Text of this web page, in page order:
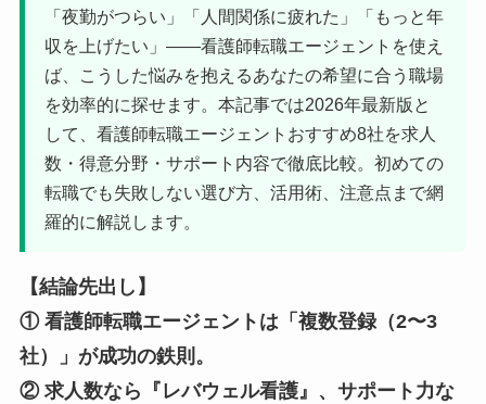
「夜勤がつらい」「人間関係に疲れた」「もっと年
収を上げたい」——看護師転職エージェントを使え
ば、こうした悩みを抱えるあなたの希望に合う職場
を効率的に探せます。本記事では2026年最新版と
して、看護師転職エージェントおすすめ8社を求人
数・得意分野・サポート内容で徹底比較。初めての
転職でも失敗しない選び方、活用術、注意点まで網
羅的に解説します。
【結論先出し】
① 看護師転職エージェントは「複数登録（2〜3
社）」が成功の鉄則。
② 求人数なら『レバウェル看護』、サポート力な